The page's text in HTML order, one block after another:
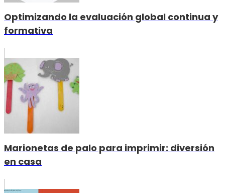
Optimizando la evaluación global continua y
formativa
Marionetas de palo para imprimir: diversión
en casa